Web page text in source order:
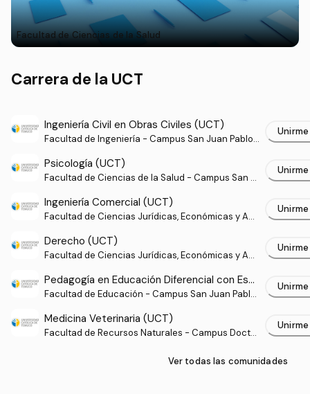
Facultad de Ciencias de la Salud
Carrera de la UCT
Ingeniería Civil en Obras Civiles (UCT)
Facultad de Ingeniería - Campus San Juan Pablo Ii
Unirme
Psicología (UCT)
Facultad de Ciencias de la Salud - Campus San Fr
Unirme
Ingeniería Comercial (UCT)
Facultad de Ciencias Jurídicas, Económicas y Ad
uco
Unirme
Derecho (UCT)
Facultad de Ciencias Jurídicas, Económicas y Ad
uco
Unirme
Pedagogía en Educación Diferencial con Esp
ecialidad en Neet y Deficiencia Mental (UC
Facultad de Educación - Campus San Juan Pablo
Unirme
Medicina Veterinaria (UCT)
Facultad de Recursos Naturales - Campus Doctor
Unirme
Ver todas las comunidades